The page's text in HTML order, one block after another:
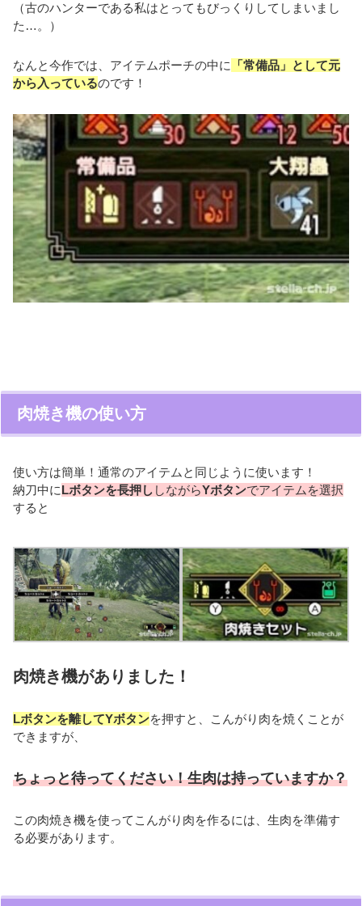
（古のハンターである私はとってもびっくりしてしまいまし
た…。）
なんと今作では、アイテムポーチの中に
「常備品」として元
から入っているのです！
肉焼き機の使い方
使い方は簡単！通常のアイテムと同じように使います！
納刀中にLボタンを長押し しながらYボタンでアイテムを選択
すると
肉焼き機がありました！
Lボタンを離してYボタンを押すと、こんがり肉を焼くことが
できますが、
ちょっと待ってください！生肉は持っていますか？
この肉焼き機を使ってこんがり肉を作るには、生肉を準備す
る必要があります。